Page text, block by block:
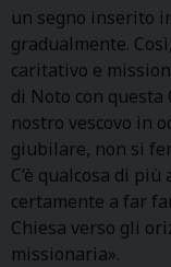
un segno inserito
gradualmente.
caritativo e
di Noto con questa
nostro vescovo in
giubilare, non si
C’è qualcosa di
certamente a far
Chiesa verso gli
missionaria».